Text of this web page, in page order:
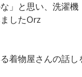
」と思い、洗濯
したOrz
着物屋さんの話し